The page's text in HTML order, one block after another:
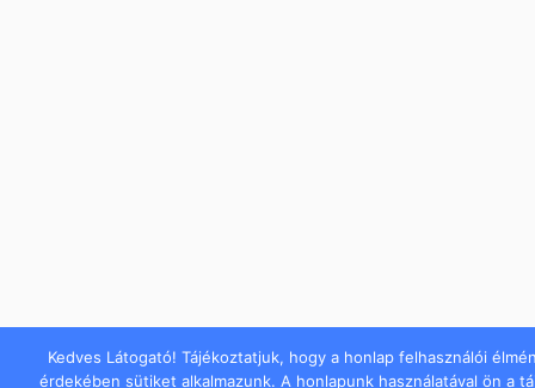
Kedves Látogató! Tájékoztatjuk, hogy a honlap felhasználói
érdekében sütiket alkalmazunk. A honlapunk használatával ön a